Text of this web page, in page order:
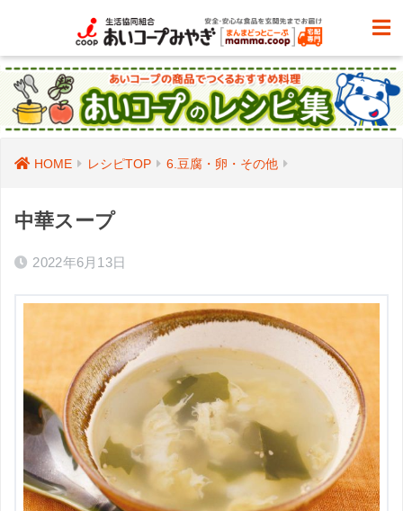
HOME レシピTOP 6.豆腐・卵・その他
中華スープ
2022年6月13日